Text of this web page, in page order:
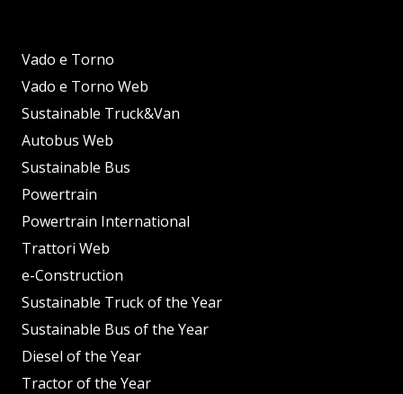
Vado e Torno
Vado e Torno Web
Sustainable Truck&Van
Autobus Web
Sustainable Bus
Powertrain
Powertrain International
Trattori Web
e-Construction
Sustainable Truck of the Year
Sustainable Bus of the Year
Diesel of the Year
Tractor of the Year